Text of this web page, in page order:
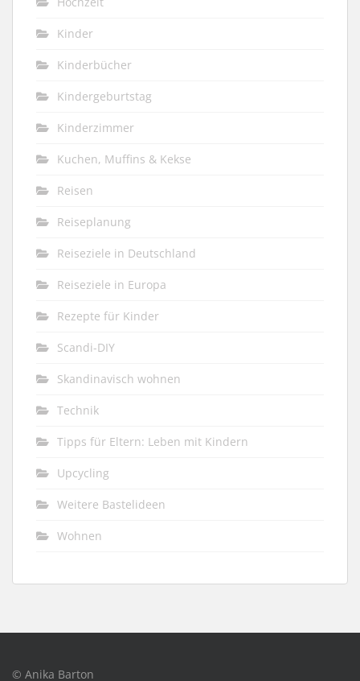
Kinder
Kinderbücher
Kindergeburtstag
Kinderzimmer
Kuchen, Muffins & Kekse
Reisen
Reiseplanung
Reiseziele in Deutschland
Reiseziele in Europa
Rezepte für Kinder
Scandi-DIY
Skandinavisch wohnen
Technik
Tipps für Eltern: Leben mit Kindern
Upcycling
Weitere Bastelideen
Wohnen
© Anika Barton